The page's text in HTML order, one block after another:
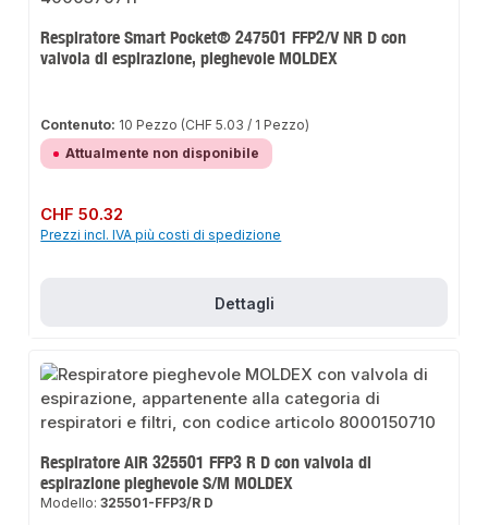
Respiratore Smart Pocket® 247501 FFP2/V NR D con
valvola di espirazione, pieghevole MOLDEX
Contenuto: 10 Pezzo (CHF 5.03 / 1 Pezzo)
Attualmente non disponibile
Prezzo normale:
CHF 50.32
Prezzi incl. IVA più costi di spedizione
Dettagli
Respiratore AIR 325501 FFP3 R D con valvola di
espirazione pieghevole S/M MOLDEX
Modello:325501-FFP3/R D